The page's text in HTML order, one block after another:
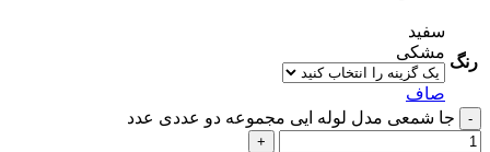
رنگ
سفید
مشکی
صاف
جا شمعی مدل لوله ایی مجموعه دو عددی عدد